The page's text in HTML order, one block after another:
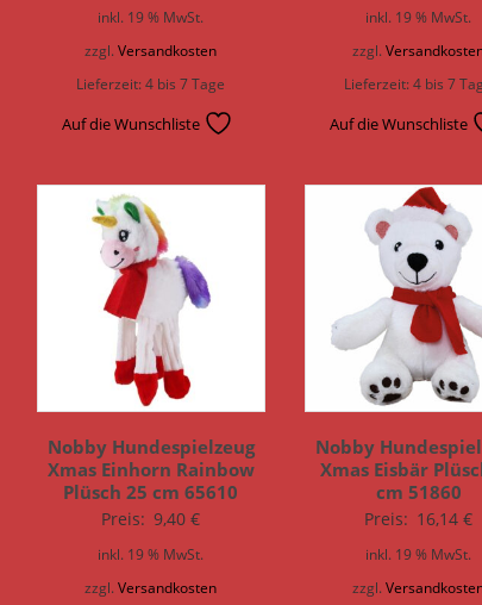
inkl. 19 % MwSt.
zzgl.Versandkosten
Lieferzeit:4 bis 7 Tage
Auf die Wunschliste
inkl. 19 % MwSt.
zzgl.
Lieferzeit:4 bis 7
Auf die Wunschliste
Nobby Hundespielzeug
Xmas Einhorn Rainbow
Plüsch 25 cm 65610
Preis: 9,40€
inkl. 19 % MwSt.
zzgl.Versandkosten
Nobby
Xmas Eisbär
cm 51860
Preis: 16,14€
inkl. 19 % MwSt.
zzgl.